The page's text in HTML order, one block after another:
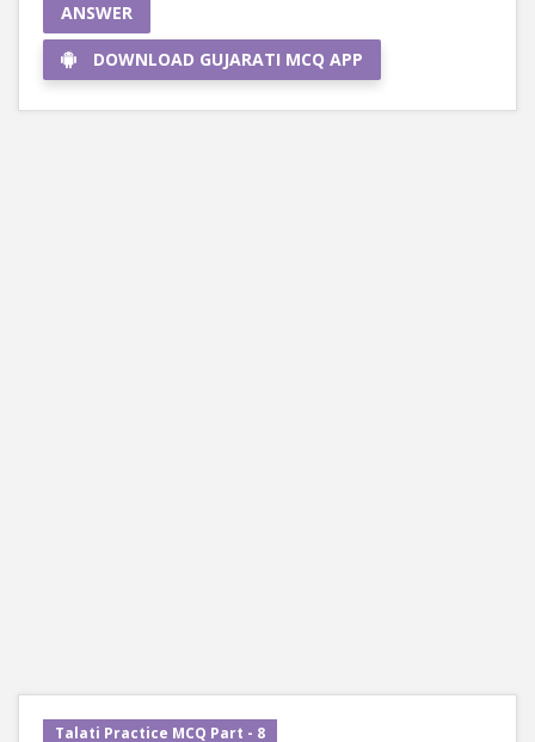
ANSWER
DOWNLOAD GUJARATI MCQ APP
Talati Practice MCQ Part - 8